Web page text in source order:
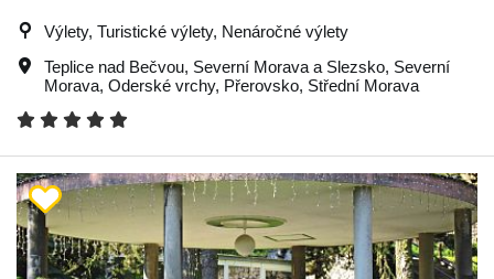
Výlety, Turistické výlety, Nenáročné výlety
Teplice nad Bečvou, Severní Morava a Slezsko, Severní
Morava, Oderské vrchy, Přerovsko, Střední Morava